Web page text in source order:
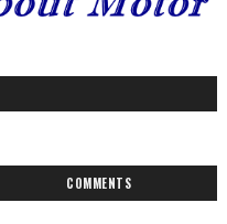
COMMENTS